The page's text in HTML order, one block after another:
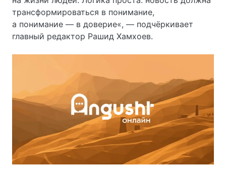
трансформироваться в понимание,
а понимание — в доверие«, — подчёркивает
главный редактор Рашид Хамхоев.